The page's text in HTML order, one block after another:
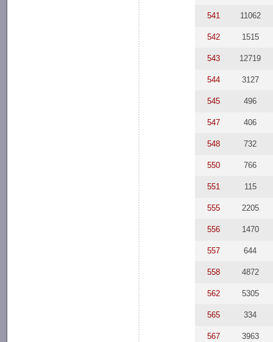
541 11062
542 1515
543 12719
544 3127
545 496
547 406
548 732
550 766
551 115
555 2205
556 1470
557 644
558 4872
562 5305
565 334
567 3963